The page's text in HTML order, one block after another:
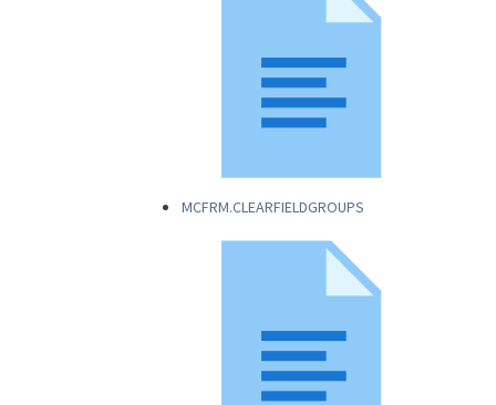
MCFRM.CLEARFIELDGROUPS